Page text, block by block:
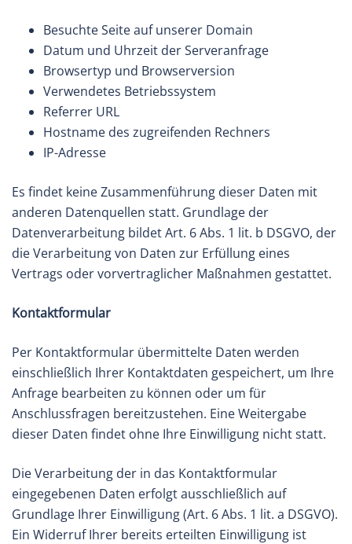
Besuchte Seite auf unserer Domain
Datum und Uhrzeit der Serveranfrage
Browsertyp und Browserversion
Verwendetes Betriebssystem
Referrer URL
Hostname des zugreifenden Rechners
IP-Adresse
Es findet keine Zusammenführung dieser Daten mit
anderen Datenquellen statt. Grundlage der
Datenverarbeitung bildet Art. 6 Abs. 1 lit. b DSGVO, der
die Verarbeitung von Daten zur Erfüllung eines
Vertrags oder vorvertraglicher Maßnahmen gestattet.
Kontaktformular
Per Kontaktformular übermittelte Daten werden
einschließlich Ihrer Kontaktdaten gespeichert, um Ihre
Anfrage bearbeiten zu können oder um für
Anschlussfragen bereitzustehen. Eine Weitergabe
dieser Daten findet ohne Ihre Einwilligung nicht statt.
Die Verarbeitung der in das Kontaktformular
eingegebenen Daten erfolgt ausschließlich auf
Grundlage Ihrer Einwilligung (Art. 6 Abs. 1 lit. a DSGVO).
Ein Widerruf Ihrer bereits erteilten Einwilligung ist